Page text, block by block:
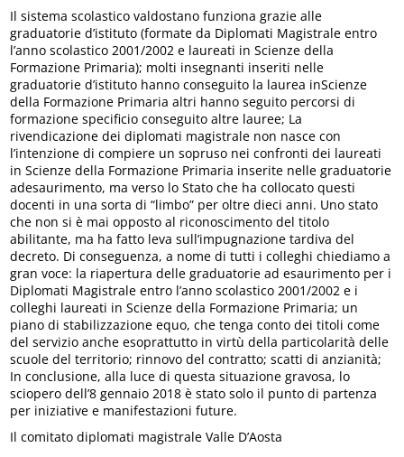
Il sistema scolastico valdostano funziona grazie alle
graduatorie d’istituto (formate da Diplomati Magistrale entro
l’anno scolastico 2001/2002 e laureati in Scienze della
Formazione Primaria); molti insegnanti inseriti nelle
graduatorie d’istituto hanno conseguito la laurea inScienze
della Formazione Primaria altri hanno seguito percorsi di
formazione specificio conseguito altre lauree; La
rivendicazione dei diplomati magistrale non nasce con
l’intenzione di compiere un sopruso nei confronti dei laureati
in Scienze della Formazione Primaria inserite nelle graduatorie
adesaurimento, ma verso lo Stato che ha collocato questi
docenti in una sorta di “limbo” per oltre dieci anni. Uno stato
che non si è mai opposto al riconoscimento del titolo
abilitante, ma ha fatto leva sull’impugnazione tardiva del
decreto. Di conseguenza, a nome di tutti i colleghi chiediamo a
gran voce: la riapertura delle graduatorie ad esaurimento per i
Diplomati Magistrale entro l’anno scolastico 2001/2002 e i
colleghi laureati in Scienze della Formazione Primaria; un
piano di stabilizzazione equo, che tenga conto dei titoli come
del servizio anche esoprattutto in virtù della particolarità delle
scuole del territorio; rinnovo del contratto; scatti di anzianità;
In conclusione, alla luce di questa situazione gravosa, lo
sciopero dell’8 gennaio 2018 è stato solo il punto di partenza
per iniziative e manifestazioni future.
Il comitato diplomati magistrale Valle D’Aosta